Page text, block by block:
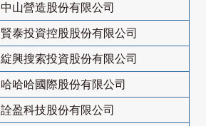
中山營造股份有限公司
賢泰投資控股股份有限公司
綻興搜索投資股份有限公司
哈哈哈國際股份有限公司
詮盈科技股份有限公司